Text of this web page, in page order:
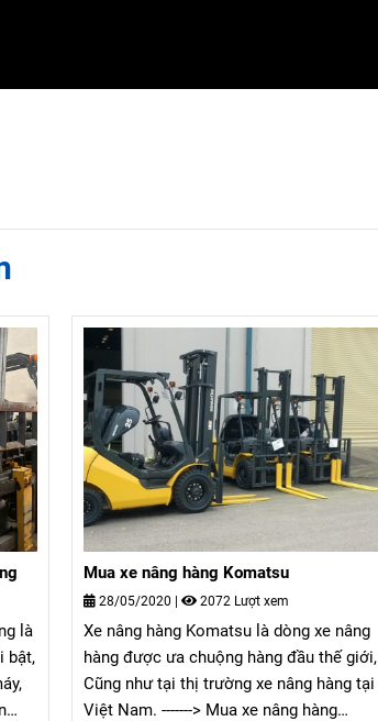
là
bật,
Mua xe nâng hàng Komatsu
28/05/2020 | 2072 Lượt xem
Xe nâng hàng Komatsu là dòng xe nâng
hàng được ưa chuộng hàng đầu thế giới,
Cũng như tại thị trường xe nâng hàng tại
Việt Nam. -------> Mua xe nâng hàng